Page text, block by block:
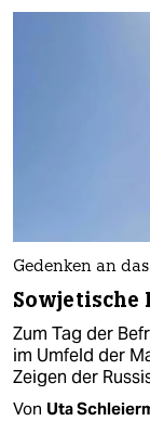
Gedenken an
Sowjetische
Zum Tag der
im Umfeld der
Zeigen der
Von Uta